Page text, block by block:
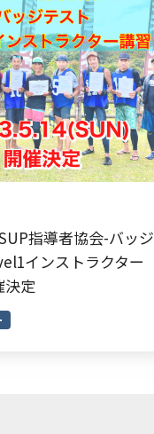
指導者協会-バッジ
インストラクター
決定